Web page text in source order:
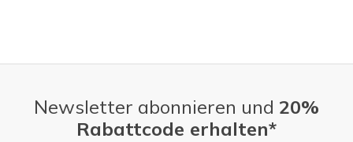
Newsletter abonnieren und 20%
Rabattcode erhalten*